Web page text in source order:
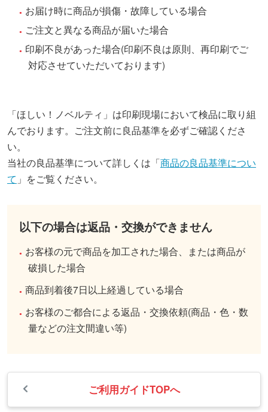
お届け時に商品が損傷・故障している場合
ご注文と異なる商品が届いた場合
印刷不良があった場合(印刷不良は原則、再印刷でご
対応させていただいております)
「ほしい！ノベルティ」は印刷現場において検品に取り組
んでおります。ご注文前に良品基準を必ずご確認くださ
い。
当社の良品基準について詳しくは「商品の良品基準につい
て 」をご覧ください。
以下の場合は返品・交換ができません
お客様の元で商品を加工された場合、または商品が
破損した場合
商品到着後7日以上経過している場合
お客様のご都合による返品・交換依頼(商品・色・数
量などの注文間違い等)
ご利用ガイドTOPへ